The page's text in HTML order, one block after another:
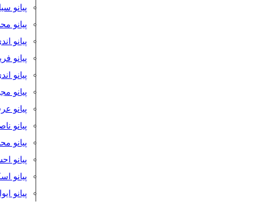
پیانو
پیانو
پیانو
پیانو
پیانو
پیانو
پیانو
پیانو
پیانو
پیانو
پیانو
پیانو